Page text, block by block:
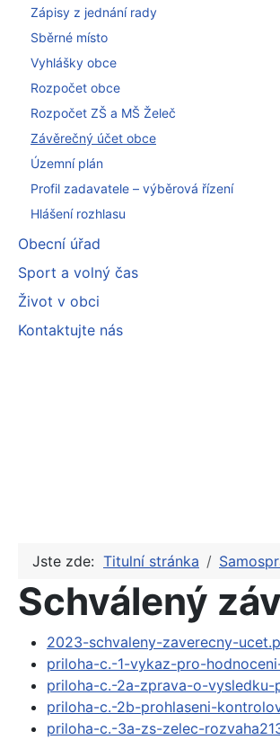
Zápisy z jednání rady
Sběrné místo
Vyhlášky obce
Rozpočet obce
Rozpočet ZŠ a MŠ Želeč
Závěrečný účet obce
Územní plán
Profil zadavatele – výběrová řízení
Hlášení rozhlasu
Obecní úřad
Sport a volný čas
Život v obci
Kontaktujte nás
Jste zde: Titulní stránka
Schválený
2023-schvaleny-zaverecny-
priloha-c.-1-vykaz-pro-
priloha-c.-2a-zprava-o-vysledku-
priloha-c.-2b-prohlaseni-
priloha-c.-3a-zs-zelec-